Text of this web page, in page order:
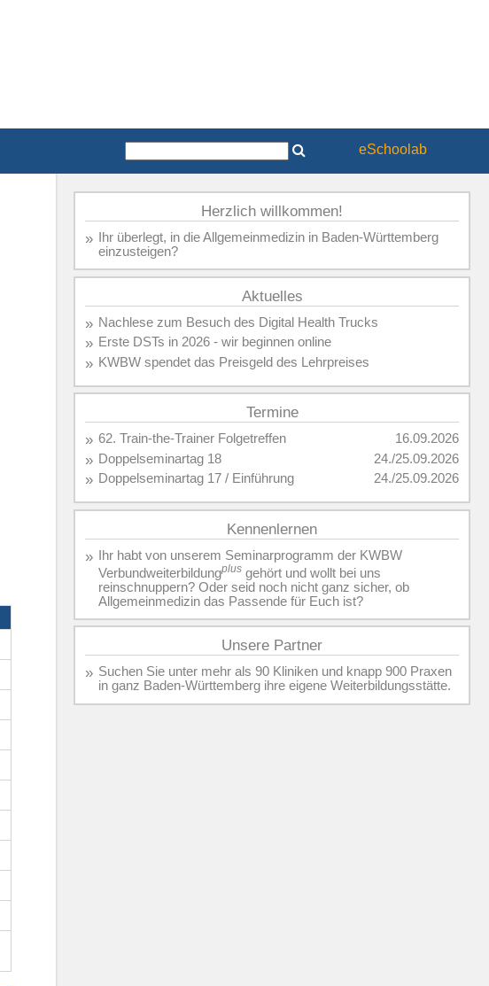
eSchoolab
Herzlich willkommen!
»
Ihr überlegt, in die Allgemeinmedizin in Baden-Württemberg
einzusteigen?
Aktuelles
» Nachlese zum Besuch des Digital Health Trucks
» Erste DSTs in 2026 - wir beginnen online
» KWBW spendet das Preisgeld des Lehrpreises
Termine
» 62. Train-the-Trainer Folgetreffen 16.09.2026
» Doppelseminartag 18 24./25.09.2026
» Doppelseminartag 17 / Einführung 24./25.09.2026
Kennenlernen
»
Ihr habt von unserem Seminarprogramm der KWBW
Verbundweiterbildungplus gehört und wollt bei uns
reinschnuppern? Oder seid noch nicht ganz sicher, ob
Allgemeinmedizin das Passende für Euch ist?
Unsere Partner
» Suchen Sie unter mehr als 90 Kliniken und knapp 900 Praxen
in ganz Baden-Württemberg ihre eigene Weiterbildungsstätte.